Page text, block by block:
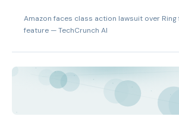
Amazon faces class action lawsuit over
feature — TechCrunch AI